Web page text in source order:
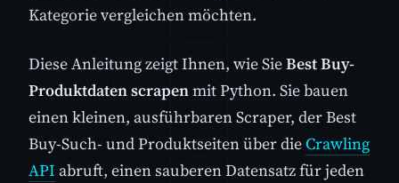
Kategorie vergleichen möchten.
Diese Anleitung zeigt Ihnen, wie SieBest Buy-
Produktdaten scrapenmit Python. Sie bauen
einen kleinen, ausführbaren Scraper, der Best
Buy-Such- und Produktseiten über dieCrawling
API abruft, einen sauberen Datensatz für jeden